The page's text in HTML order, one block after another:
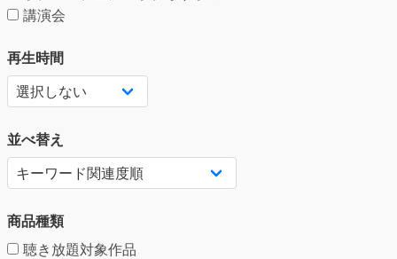
講演会
再生時間
並べ替え
商品種類
聴き放題対象作品